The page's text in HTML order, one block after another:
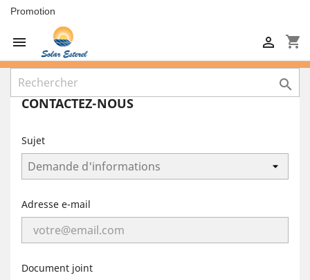
Promotion
 shopping_cart


CONTACTEZ-NOUS
Sujet
Adresse e-mail
Document joint